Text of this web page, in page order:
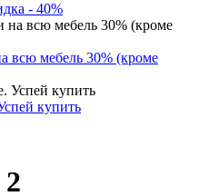
- 40%
всю мебель 30% (кроме
купить